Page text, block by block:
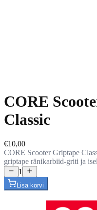
CORE
Classic
€10,00
CORE Scooter Griptape
griptape ränikarbiid-griti ja
1
Lisa korvi